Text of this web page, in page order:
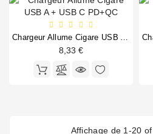
Chargeur Allume Cigare USB A + USB C PD+QC
8,33 €
Affichage de 1-20